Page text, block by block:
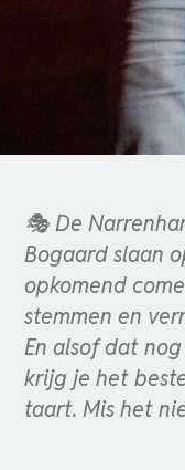
🎭 De
Bogaard slaan
opkomend
stemmen en
En alsof dat
krijg je het
taart. Mis het